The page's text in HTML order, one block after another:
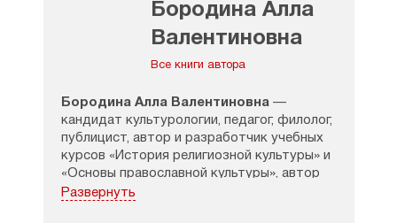
Бородина Алла
Валентиновна
Все книги автора
Бородина Алла Валентиновна—
кандидат культурологии, педагог, филолог,
публицист, автор и разработчик учебных
курсов «История религиозной культуры» и
«Основы православной культуры», автор
первого учебника «Основы православной
Развернуть